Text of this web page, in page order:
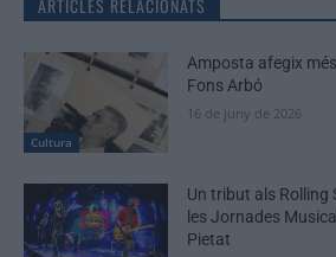
Cultura
Amposta afegix
Fons Arbó
16 de juny de 2026
Un tribut als Rolling
les Jornades
Pietat